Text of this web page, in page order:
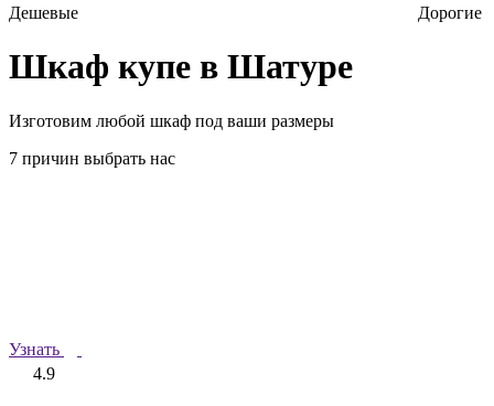
Дешевые Дорогие
Шкаф купе в Шатуре
Изготовим любой шкаф под ваши размеры
7 причин выбрать нас
Узнать
4.9